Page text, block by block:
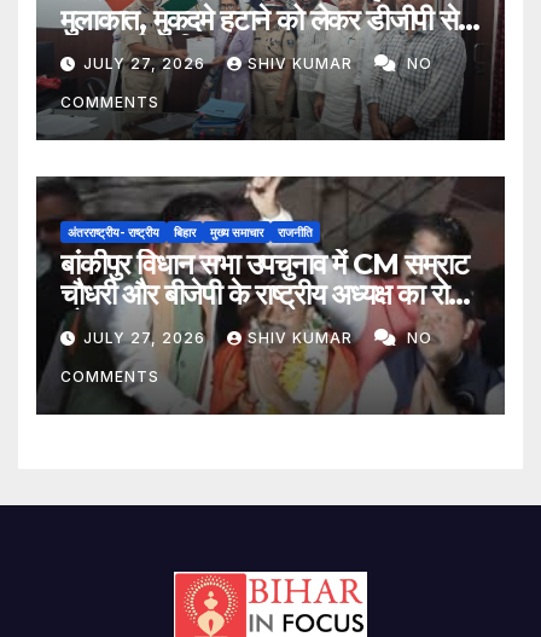
मुलाकात, मुकदमे हटाने को लेकर डीजीपी से
मिला प्रतिनिधिमंडल
JULY 27, 2026 SHIV KUMAR NO
COMMENTS
अंतरराष्ट्रीय- राष्ट्रीय बिहार मुख्य समाचार राजनीति
बांकीपुर विधान सभा उपचुनाव में CM सम्राट
चौधरी और बीजेपी के राष्ट्रीय अध्यक्ष का रोड
शोJULY 27, 2026 SHIV KUMAR NO
COMMENTS